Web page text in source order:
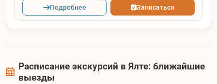
Подробнее Записаться
Расписание экскурсий в Ялте: ближайшие
выезды